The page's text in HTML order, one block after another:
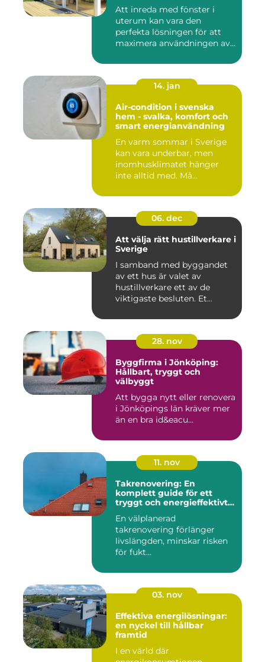
Att inreda med fönster i
uterum kan vara den
perfekta lösningen för att
maximera användningen av
14. jan
Air-condition i svenska
hem - svalka, komfort och
smart energianvändning
En varm sommar i Sverige
kan vara underbar, men
inomhusklimatet hänger
inte alltid med. Må...
06. dec
Att välja rätt hustillverkare i
Sverige
I samband med byggandet
av ett hus är valet av
hustillverkare ett av de
viktigaste besluten. Et...
28. nov
Byggfirma i Jönköping:
Hållbart, tryggt och
välbyggt
Att bygga nytt eller renovera
i Jönköpings län kräver mer
än en bra id&eacu...
11. nov
Takrenovering: En
komplett guide för ett
tryggt och energieffektivt
En välplanerad
takrenovering förlänger
livslängden, minskar risken
för fukt...
03. nov
Effektiva energilösningar:
en nyckel till hållbar
framtid
I en värld där